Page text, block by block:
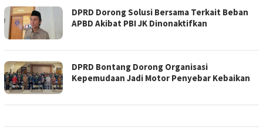
DPRD Dorong Solusi Bersama Terkait Beban
APBD Akibat PBI JK Dinonaktifkan
DPRD Bontang Dorong Organisasi
Kepemudaan Jadi Motor Penyebar Kebaikan